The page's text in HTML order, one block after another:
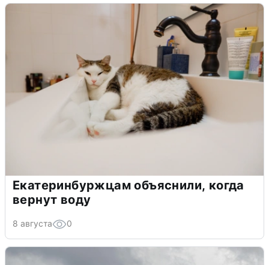
Екатеринбуржцам объяснили, когда
вернут воду
8 августа 0